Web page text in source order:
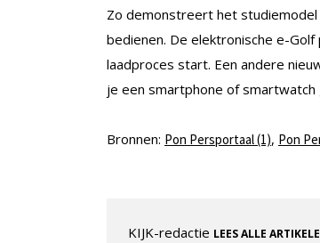
Zo demonstreert het studiemodel
bedienen. De elektronische e-
laadproces start. Een andere
je een smartphone of smartwatch
Bronnen: Pon Persportaal (1), Pon
KIJK-redactie LEES ALLE